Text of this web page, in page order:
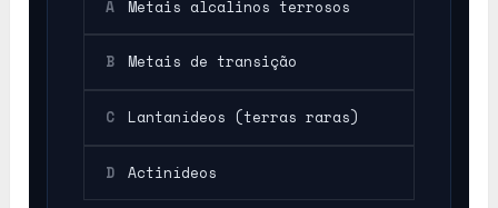
A Metais alcalinos terrosos
B Metais de transição
C Lantanídeos (terras raras)
D Actinídeos